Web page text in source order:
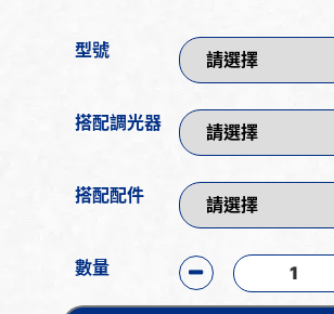
型號
搭配調光器
搭配配件
數量